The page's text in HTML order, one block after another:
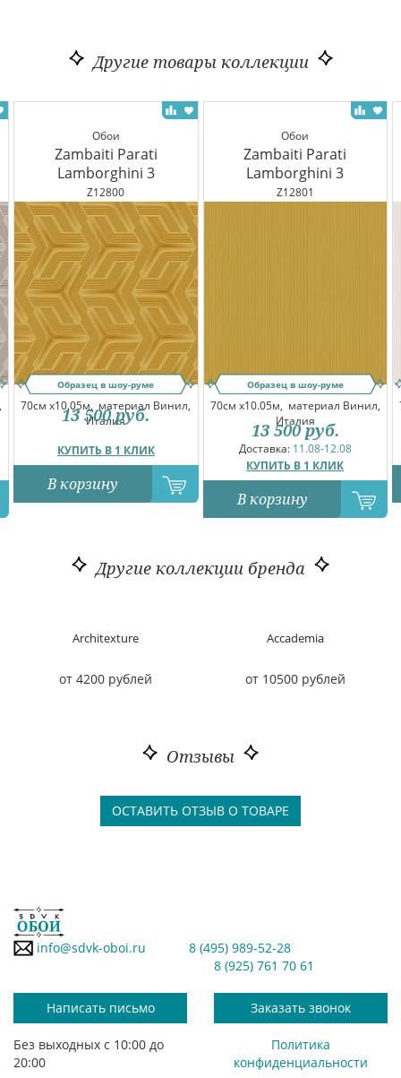
Другие товары коллекции
Обои
Zambaiti Parati
Lamborghini 3
Z12800
Образец в шоу-руме
70см x10.05м, материал Винил,
Италия
КУПИТЬ В 1 КЛИК
13 500 руб.
В корзину
Обои
Zambaiti Parati
Lamborghini 3
Z12801
Образец в шоу-руме
70см x10.05м, материал Винил,
Италия
Доставка: 11.08-12.08
КУПИТЬ В 1 КЛИК
13 500 руб.
В корзину
Другие коллекции бренда
Architexture
от 4200 рублей
Acсademia
от 10500 рублей
Отзывы
ОСТАВИТЬ ОТЗЫВ О ТОВАРЕ
info@sdvk-oboi.ru
8 (495) 989-52-28
8 (925) 761 70 61
Написать письмо Заказать звонок
Без выходных с 10:00 до
20:00
Политика
конфиденциальности